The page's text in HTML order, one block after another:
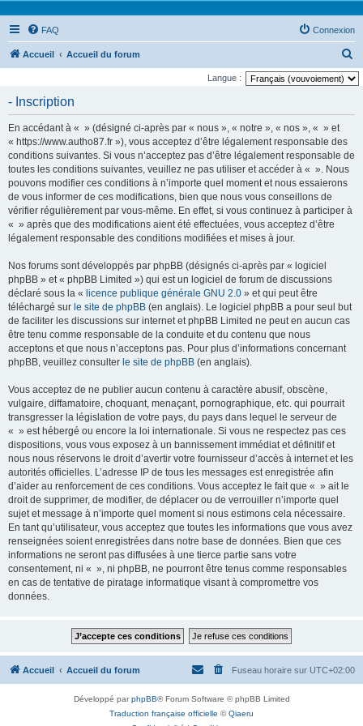
FAQ Connexion
Accueil Accueil du forum
e
Langue :
- Inscription
En accédant à « » (désigné ci-après par « nous », « notre », « nos », « » et
« https://www.autho87.fr »), vous acceptez d’être légalement responsable des
conditions suivantes. Si vous n’acceptez pas d’être légalement responsable de
toutes les conditions suivantes, veuillez ne pas utiliser et accéder à « ». Nous
pouvons modifier ces conditions à n’importe quel moment et nous essaierons
de vous informer de ces modifications, bien que nous vous conseillons de
vérifier régulièrement par vous-même. En effet, si vous continuez à participer à
« » après que des modifications aient été effectuées, vous acceptez d’être
légalement responsable des conditions modifiées et mises à jour.
Nos forums sont développés par phpBB (désignés ci-après par « logiciel
phpBB » et « phpBB Limited ») qui est un logiciel de forum de discussions
déclaré sous la « licence publique générale GNU 2.0 » et qui peut être
téléchargé sur le site de phpBB (en anglais). Le logiciel phpBB a pour seul but
de faciliter les discussions sur internet et phpBB Limited ne peut en aucun cas
être tenu comme responsable de la conduite et du contenu que nous
acceptons et que nous n’acceptons pas. Pour plus d’informations concernant
phpBB, veuillez consulter le site de phpBB (en anglais).
Vous acceptez de ne publier aucun contenu à caractère abusif, obscène,
vulgaire, diffamatoire, choquant, menaçant, pornographique, etc. qui pourrait
transgresser la législation de votre pays, du pays dans lequel le serveur de
« » est hébergé ou encore la loi internationale. Si vous ne respectez pas ces
dispositions, vous vous exposez à un bannissement immédiat et définitif et
nous nous réservons le droit d’avertir votre fournisseur d’accès à internet et les
autorités officielles. L’adresse IP de tous les messages est enregistrée afin
d’aider au renforcement de ces conditions. Vous acceptez le fait que « » ait le
droit de supprimer, de modifier, de déplacer ou de verrouiller n’importe quel
sujet et message à n’importe quel moment si nous estimons cela nécessaire.
En tant qu’utilisateur, vous acceptez que toutes les informations que vous avez
renseignées soient enregistrées dans notre base de données. Bien que ces
informations ne seront pas diffusées à une tierce partie sans votre
consentement, ni « », ni phpBB, ne pourront être tenus comme responsables
en cas de tentative de piratage informatique visant à compromettre vos
données.
Accueil Accueil du forum Fuseau horaire sur UTC+02:00
Développé parphpBB® Forum Software © phpBB Limited
Traduction française officielle ©Qiaeru